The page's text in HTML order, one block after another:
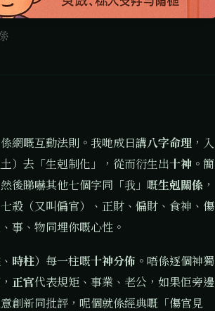
網嘅互動法則。我哋成日講八字命理 ，入
）去「生剋制化」，從而衍生出十神 。簡
後睇嚇其他七個字同「我」嘅生剋關係 ，
殺（又叫偏官）、正財、偏財、食神、傷
事、物同埋你嘅心性。
、 時柱）每一柱嘅十神分佈 。唔係逐個神獨
正官代表規矩、事業、老公，如果佢旁邊
創新同批評，呢個就係經典嘅「傷官見